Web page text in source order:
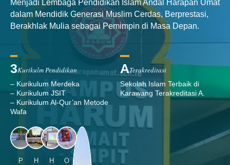
Menjadi Lembaga Pendidikan Islam Andal Harapan Umat
dalam Mendidik Generasi Muslim Cerdas, Berprestasi,
Berakhlak Mulia sebagai Pemimpin di Masa Depan.
3Kurikulm Pendidikan
– Kurikulum Merdeka
– Kurikulum JSIT
– Kurikulum Al-Qur’an Metode
Wafa
ATerakreditasi
Sekolah Islam Terbaik di
Karawang Terakreditasi A.
P
H
H
O